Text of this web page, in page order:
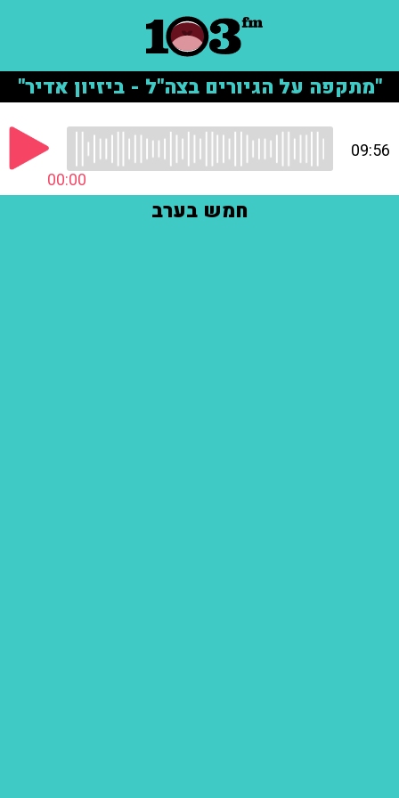
"מתקפה על הגיורים בצה"ל - ביזיון אדיר"
00:00
09:56
חמש בערב